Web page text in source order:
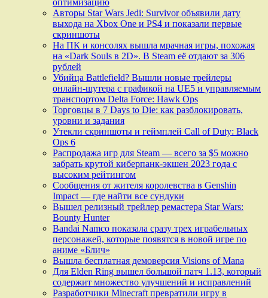
Авторы Star Wars Jedi: Survivor объявили дату
выхода на Xbox One и PS4 и показали первые
скриншоты
На ПК и консолях вышла мрачная игры, похожая
на «Dark Souls в 2D». В Steam её отдают за 306
рублей
Убийца Battlefield? Вышли новые трейлеры
онлайн-шутера с графикой на UE5 и управляемым
транспортом Delta Force: Hawk Ops
Торговцы в 7 Days to Die: как разблокировать,
уровни и задания
Утекли скриншоты и геймплей Call of Duty: Black
Ops 6
Распродажа игр для Steam — всего за $5 можно
забрать крутой киберпанк-экшен 2023 года с
высоким рейтингом
Сообщения от жителя королевства в Genshin
Impact — где найти все сундуки
Вышел релизный трейлер ремастера Star Wars:
Bounty Hunter
Bandai Namco показала сразу трех играбельных
персонажей, которые появятся в новой игре по
аниме «Блич»
Вышла бесплатная демоверсия Visions of Mana
Для Elden Ring вышел большой патч 1.13, который
содержит множество улучшений и исправлений
Разработчики Minecraft превратили игру в